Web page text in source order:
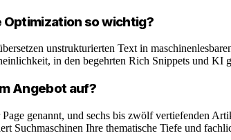
so wichtig?
unstrukturierten Text in
in den begehrten Rich Snippets und KI
Angebot auf?
genannt, und sechs bis zwölf vertiefenden
Suchmaschinen Ihre thematische Tiefe und